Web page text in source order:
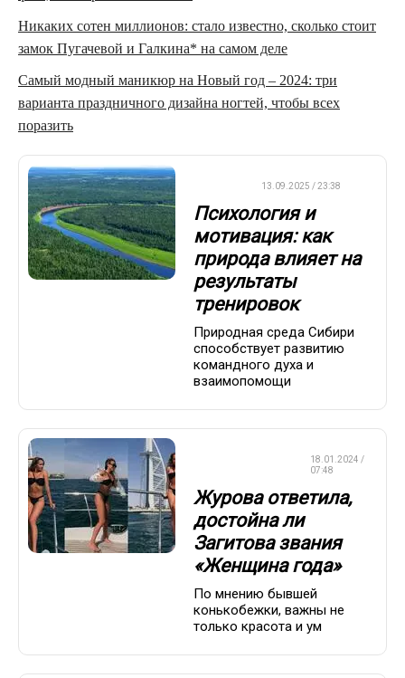
Никаких сотен миллионов: стало известно, сколько стоит
замок Пугачевой и Галкина* на самом деле
Самый модный маникюр на Новый год – 2024: три
варианта праздничного дизайна ногтей, чтобы всех
поразить
13.09.2025 / 23:38
Психология и
мотивация: как
природа влияет на
результаты
тренировок
Природная среда Сибири
способствует развитию
командного духа и
взаимопомощи
18.01.2024 /
07:48
Журова ответила,
достойна ли
Загитова звания
«Женщина года»
По мнению бывшей
конькобежки, важны не
только красота и ум